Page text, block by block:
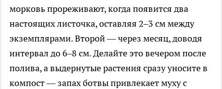
морковь прореживают, когда появится два
настоящих листочка, оставляя 2–3 см между
экземплярами. Второй — через месяц, доводя
интервал до 6–8 см. Делайте это вечером после
полива, а выдернутые растения сразу уносите в
компост — запах ботвы привлекает муху с